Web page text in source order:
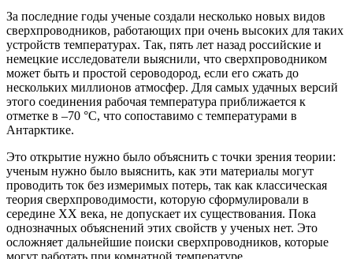
За последние годы ученые создали несколько новых видов
сверхпроводников, работающих при очень высоких для таких
устройств температурах. Так, пять лет назад российские и
немецкие исследователи выяснили, что сверхпроводником
может быть и простой сероводород, если его сжать до
нескольких миллионов атмосфер. Для самых удачных версий
этого соединения рабочая температура приближается к
отметке в –70 °С, что сопоставимо с температурами в
Антарктике.
Это открытие нужно было объяснить с точки зрения теории:
ученым нужно было выяснить, как эти материалы могут
проводить ток без измеримых потерь, так как классическая
теория сверхпроводимости, которую сформулировали в
середине XX века, не допускает их существования. Пока
однозначных объяснений этих свойств у ученых нет. Это
осложняет дальнейшие поиски сверхпроводников, которые
могут работать при комнатной температуре.